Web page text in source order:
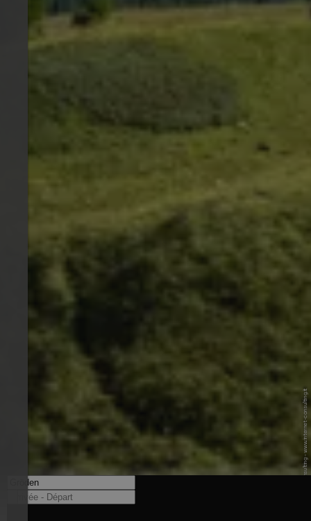
© Internet Consulting - www.internet-consulting.it